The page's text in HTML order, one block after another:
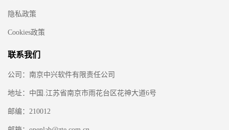
隐私政策
Cookies政策
联系我们
公司：南京中兴软件有限责任公司
地址：中国.江苏省南京市雨花台区花神大道6号
邮编：210012